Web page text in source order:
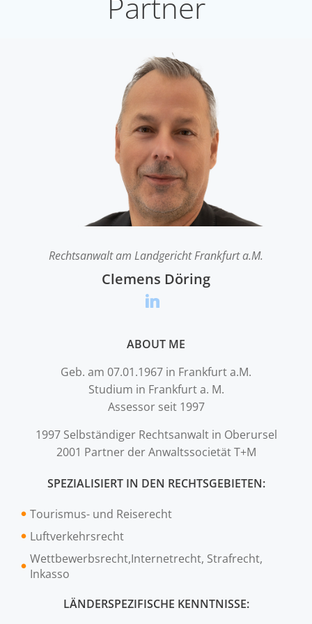
Rechtsanwalt am Landgericht Frankfurt a.M.
Clemens Döring
ABOUT ME
Geb. am 07.01.1967 in Frankfurt a.M.
Studium in Frankfurt a. M.
Assessor seit 1997
1997 Selbständiger Rechtsanwalt in Oberursel
2001 Partner der Anwaltssocietät T+M
SPEZIALISIERT IN DEN RECHTSGEBIETEN:
Tourismus- und Reiserecht
Luftverkehrsrecht
Wettbewerbsrecht,Internetrecht, Strafrecht,
Inkasso
LÄNDERSPEZIFISCHE KENNTNISSE: